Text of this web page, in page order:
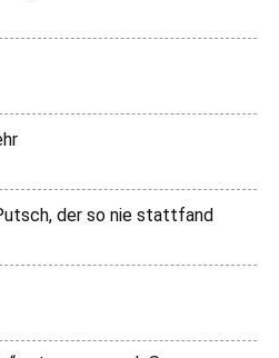
der so nie stattfand